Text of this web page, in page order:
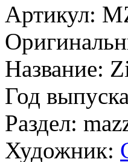
Артикул:
Название:
Год
Раздел:
Художник: